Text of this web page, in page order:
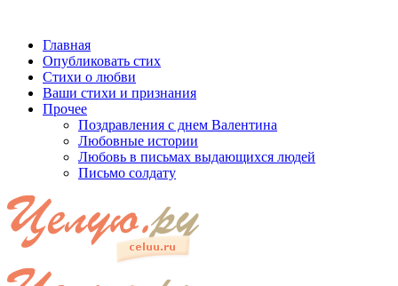
Главная
Опубликовать стих
Стихи о любви
Ваши стихи и признания
Прочее
Поздравления с днем Валентина
Любовные истории
Любовь в письмах выдающихся людей
Письмо солдату